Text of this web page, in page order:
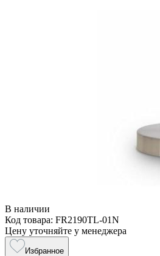
В наличии
Код товара: FR2190TL-01N
Цену уточняйте у менеджера
Избранное